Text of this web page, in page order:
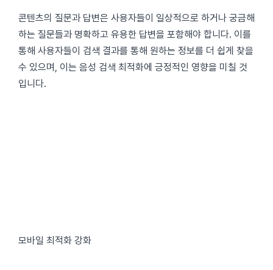
콘텐츠의 질문과 답변은 사용자들이 일상적으로 하거나 궁금해
하는 질문들과 명확하고 유용한 답변을 포함해야 합니다. 이를
통해 사용자들이 검색 결과를 통해 원하는 정보를 더 쉽게 찾을
수 있으며, 이는 음성 검색 최적화에 긍정적인 영향을 미칠 것
입니다.
모바일 최적화 강화